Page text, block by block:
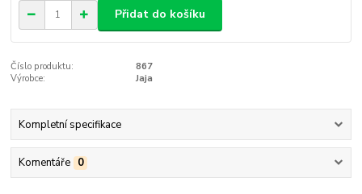
Přidat do košíku
Číslo produktu:
867
Výrobce:
Jaja
Kompletní specifikace
Komentáře 0